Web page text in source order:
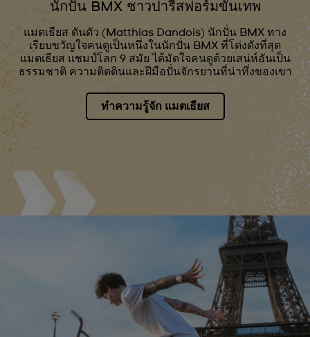
นักปั่น BMX ชาวปารีสฟอร์มขั้นเทพ
แมตเธียส ดันดัว (Matthias Dandois) นักปั่น BMX ทาง
เรียบขวัญใจคนดูเป็นหนึ่งในนักปั่น BMX ที่โด่งดังที่สุด
แมตเธียส แชมป์โลก 9 สมัย ได้มัดใจคนดูด้วยเสน่ห์อันเป็น
ธรรมชาติ ความติดดินและฝีมือปั่นจักรยานที่น่าทึ่งของเขา
ทำความรู้จัก แมตเธียส